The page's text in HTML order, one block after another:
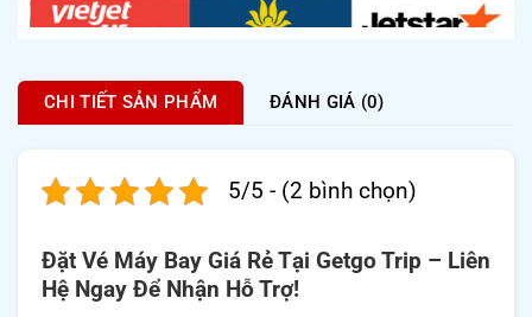
CHI TIẾT SẢN PHẨM ĐÁNH GIÁ (0)
5/5 - (2 bình chọn)
Đặt Vé Máy Bay Giá Rẻ Tại Getgo Trip – Liên
Hệ Ngay Để Nhận Hỗ Trợ!